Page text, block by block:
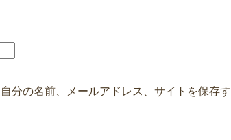
分の名前、メールアドレス、サイトを保存す